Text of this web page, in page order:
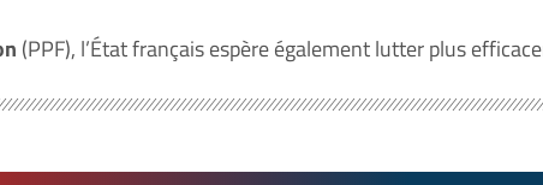
(PPF), l’État français espère également lutter plus